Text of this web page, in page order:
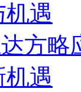
遇
方略
遇